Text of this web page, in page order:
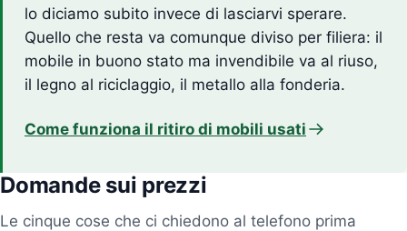
lo diciamo subito invece di lasciarvi sperare.
Quello che resta va comunque diviso per filiera: il
mobile in buono stato ma invendibile va al riuso,
il legno al riciclaggio, il metallo alla fonderia.
Come funziona il ritiro di mobili usati
Domande sui prezzi
Le cinque cose che ci chiedono al telefono prima